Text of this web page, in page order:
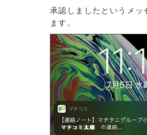
承認しましたというメ
ます。